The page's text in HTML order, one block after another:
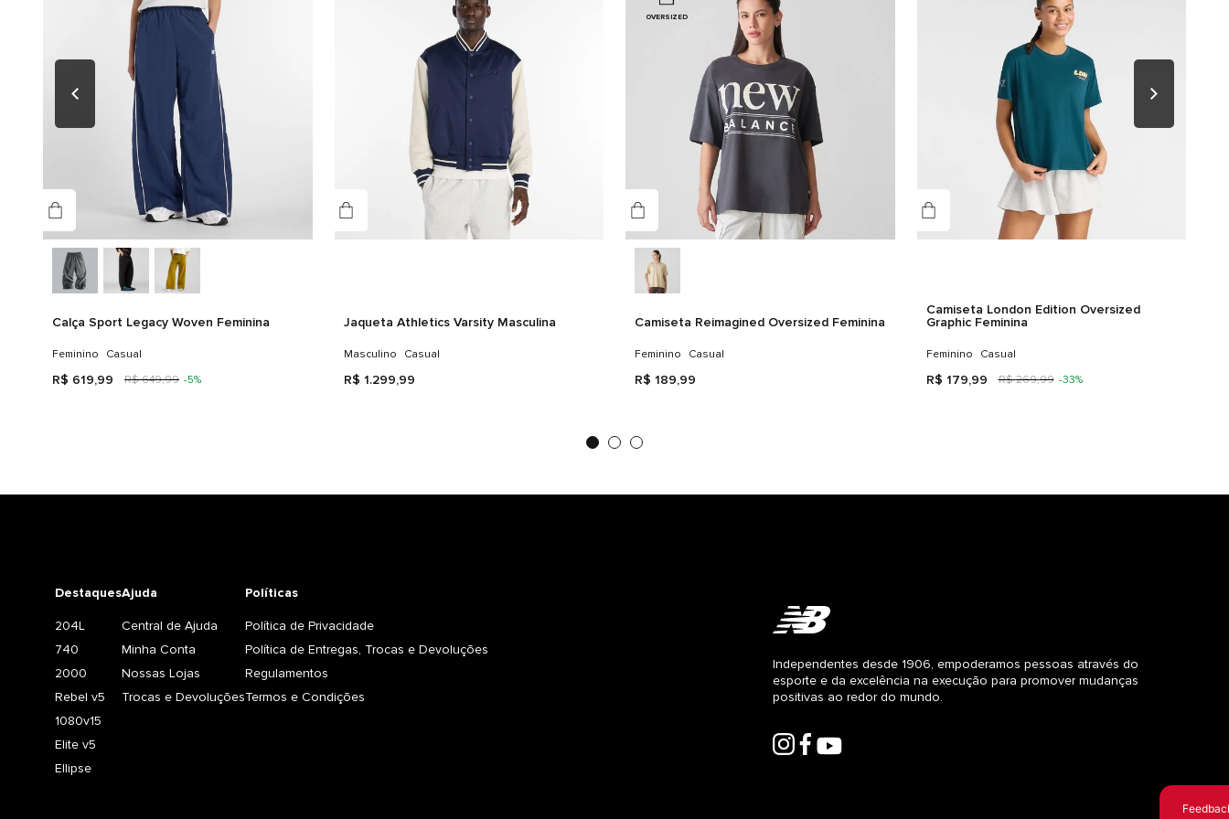
Calça Sport Legacy Woven Feminina
Feminino Casual
R$ 619,99 R$ 649,99 -5%
Jaqueta Athletics Varsity Masculina
Masculino Casual
R$ 1.299,99
OVERSIZED
Camiseta Reimagined Oversized Feminina
Feminino Casual
R$ 189,99
Camiseta London Edition Oversized
Graphic Feminina
Feminino Casual
R$ 179,99 R$ 269,99 -33%
Destaques
204L
740
2000
Rebel v5
1080v15
Elite v5
Ellipse
Ajuda
Central de Ajuda
Minha Conta
Nossas Lojas
Trocas e Devoluções
Políticas
Política de Privacidade
Política de Entregas, Trocas e Devoluções
Regulamentos
Termos e Condições
Independentes desde 1906, empoderamos pessoas através do
esporte e da excelência na execução para promover mudanças
positivas ao redor do mundo.